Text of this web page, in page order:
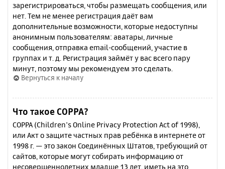
зарегистрироваться, чтобы размещать сообщения, или
нет. Тем не менее регистрация даёт вам
дополнительные возможности, которые недоступны
анонимным пользователям: аватары, личные
сообщения, отправка email-сообщений, участие в
группах и т. д. Регистрация займёт у вас всего пару
минут, поэтому мы рекомендуем это сделать.
Вернуться к началу
Что такое COPPA?
COPPA (Children’s Online Privacy Protection Act of 1998),
или Акт о защите частных прав ребёнка в интернете от
1998 г. — это закон Соединённых Штатов, требующий от
сайтов, которые могут собирать информацию от
несовершеннолетних младше 13 лет, иметь на это